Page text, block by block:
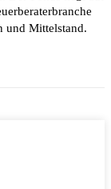
und Mittelstand.